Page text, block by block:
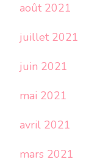
août 2021
juillet 2021
juin 2021
mai 2021
avril 2021
mars 2021